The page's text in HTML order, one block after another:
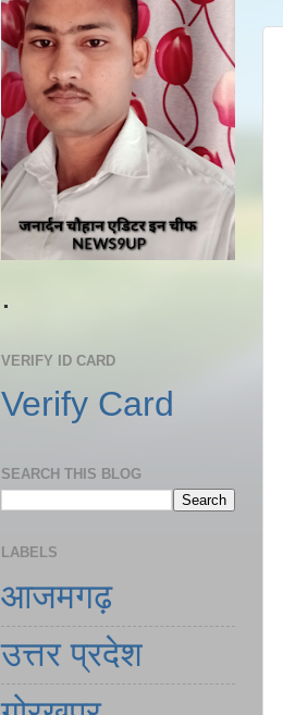
.
VERIFY ID CARD
Verify Card
SEARCH THIS BLOG
LABELS
आजमगढ़
उत्तर प्रदेश